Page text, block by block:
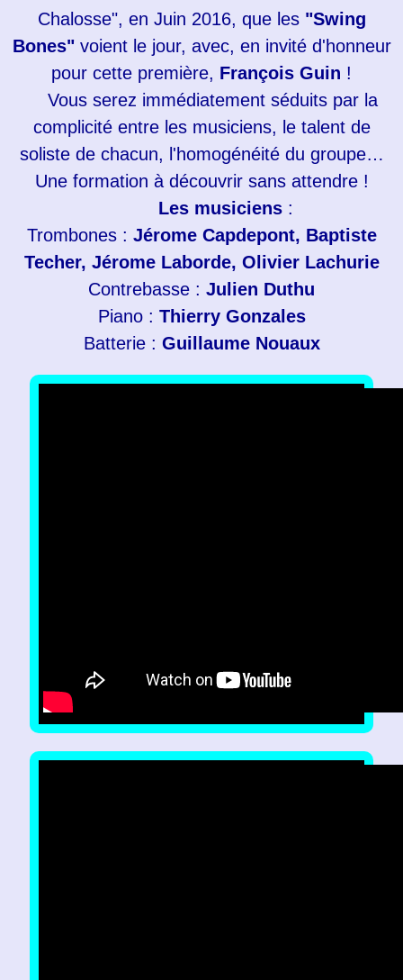
Chalosse", en Juin 2016, que les "Swing
Bones"voient le jour, avec, en invité d'honneur
pour cette première, François Guin !
Vous serez immédiatement séduits par la
complicité entre les musiciens, le talent de
soliste de chacun, l'homogénéité du groupe…
Une formation à découvrir sans attendre !
Les musiciens :
Trombones : Jérome Capdepont, Baptiste
Techer, Jérome Laborde, Olivier Lachurie
Contrebasse : Julien Duthu
Piano : Thierry Gonzales
Batterie : Guillaume Nouaux